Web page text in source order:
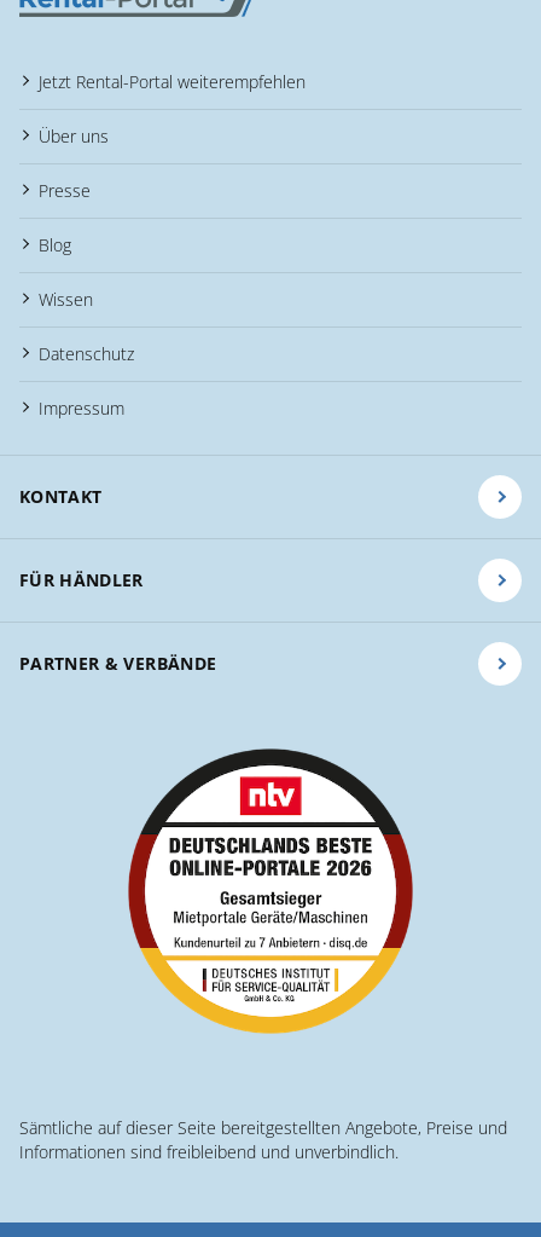
Jetzt Rental-Portal weiterempfehlen
Über uns
Presse
Blog
Wissen
Datenschutz
Impressum
KONTAKT
FÜR HÄNDLER
PARTNER & VERBÄNDE
Sämtliche auf dieser Seite bereitgestellten Angebote, Preise und
Informationen sind freibleibend und unverbindlich.